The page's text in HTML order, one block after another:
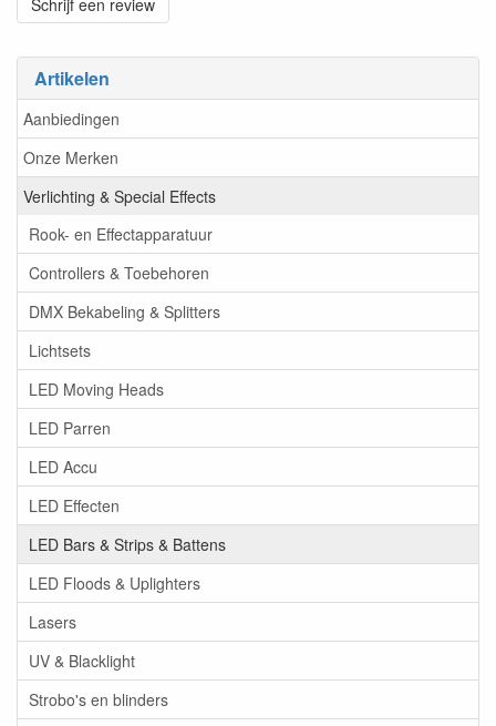
Artikelen
Aanbiedingen
Onze Merken
Verlichting & Special Effects
Rook- en Effectapparatuur
Controllers & Toebehoren
DMX Bekabeling & Splitters
Lichtsets
LED Moving Heads
LED Parren
LED Accu
LED Effecten
LED Bars & Strips & Battens
LED Floods & Uplighters
Lasers
UV & Blacklight
Strobo's en blinders